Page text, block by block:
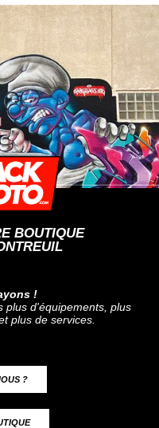
BOUTIQUE
!
plus d'équipements, plus
plus de services.
?